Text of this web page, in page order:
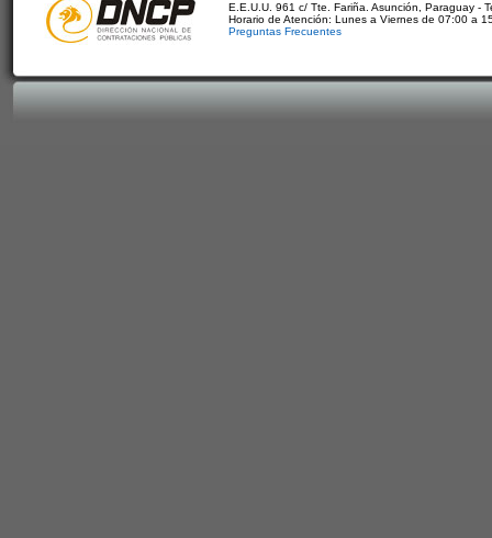
E.E.U.U. 961 c/ Tte. Fariña. Asunción, Paraguay -
Horario de Atención: Lunes a Viernes de 07:00 a
Preguntas Frecuentes